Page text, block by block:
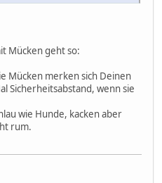
Mücken geht so:
Mücken merken sich Deinen
Sicherheitsabstand, wenn sie
wie Hunde, kacken aber
rum.